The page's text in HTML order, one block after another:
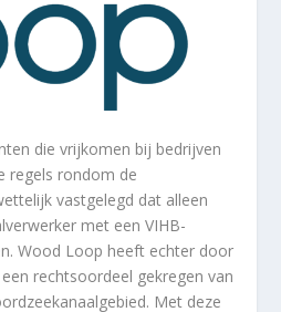
die vrijkomen bij bedrijven
regels rondom de
vastgelegd dat alleen
met een VIHB-
Wood Loop heeft echter door
rechtsoordeel gekregen van
Met deze